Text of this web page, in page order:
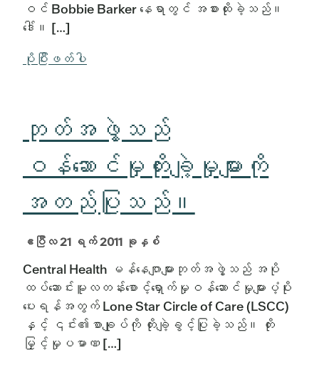
ဝင် Bobbie Barker နေရာတွင် အစားထိုးခဲ့သည်။
ဒေါ်။ […]
ပိုပြီးဖတ်ပါ
ဘုတ်အဖွဲ့သည်
ဝန်ဆောင်မှုတိုးချဲ့မှုများကို
အတည်ပြုသည်။
ဧပြီလ 21 ရက် 2011 ခုနှစ်
Central Health မန်နေဂျာများဘုတ်အဖွဲ့သည် အပို
ထပ်ဆောင်းမူလတန်းစောင့်ရှောက်မှုဝန်ဆောင်မှုများပံ့ပိုး
ပေးရန်အတွက် Lone Star Circle of Care (LSCC)
နှင့် ၎င်း၏စာချုပ်ကို တိုးချဲ့ခွင့်ပြုခဲ့သည်။ တိုး
မြှင့်မှုပမာဏ […]